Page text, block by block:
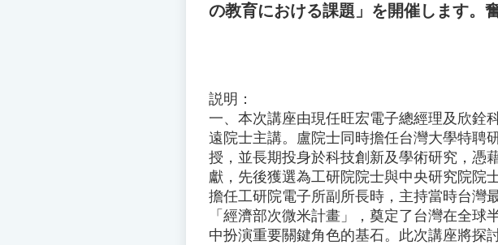
の教育における課題」を開催します。
説明：
一、本次講座由現任旺宏電子總經理及欣銓
遠院士主講。盧院士同時擔任台灣大學特聘
授，並長期投身於科技創新及學術研究，憑
獻，先後獲選為工研院院士與中央研究院院
擔任工研院電子所副所長時，主持當時台灣
「經濟部次微米計畫」，奠定了台灣在全球
中扮演重要關鍵角色的基石。此次講座將探